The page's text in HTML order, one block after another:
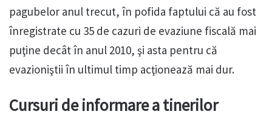
pagubelor anul trecut, în pofida faptului că au fost
înregistrate cu 35 de cazuri de evaziune fiscală mai
puţine decât în anul 2010, şi asta pentru că
evazioniştii în ultimul timp acţionează mai dur.
Cursuri de informare a tinerilor